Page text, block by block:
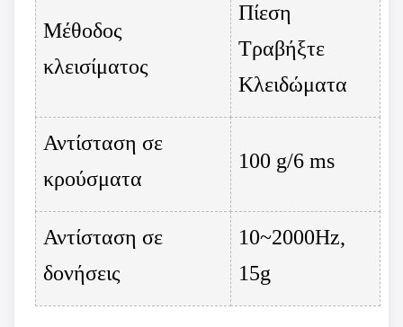
Μέθοδος
κλεισίματος
Πίεση
Τραβήξτε
Κλειδώματα
Αντίσταση σε
κρούσματα
100 g/6 ms
Αντίσταση σε
δονήσεις
10~2000Hz,
15g